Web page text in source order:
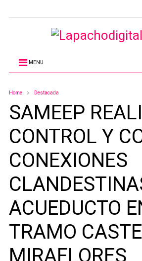
MENU
Home Destacada
SAMEEP
CONTROL Y
CONEXIONES
ACUEDUCTO
TRAMO
MIRAFLORES